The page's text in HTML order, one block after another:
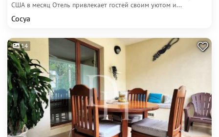
США в месяц Отель привлекает гостей своим уютом и...
Сосуа
14